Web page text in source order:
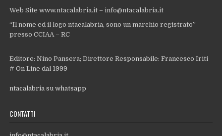
Web Site www.ntacalabria.it – info@ntacalabria.it
“Il nome ed il logo ntacalabria, sono un marchio registrato”
presso CCIAA – RC
Editore: Nino Pansera; Direttore Responsabile: Francesco Iriti
# On Line dal 1999
ntacalabria su whatsapp
CONTATTI